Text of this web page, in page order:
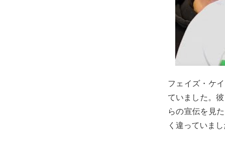
フェイズ・ケ
ていました。
らの宣伝を見
く違っていまし